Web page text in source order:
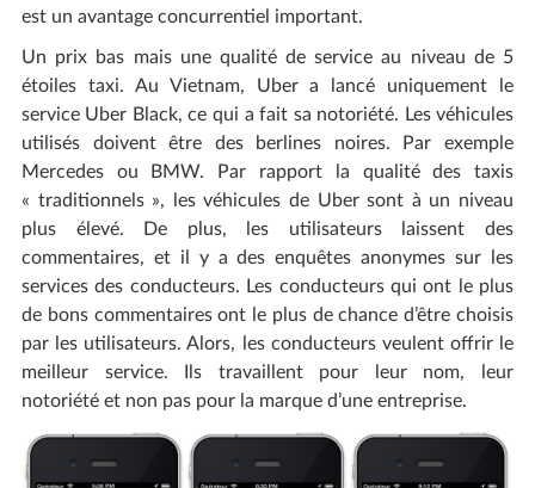
est un avantage concurrentiel important.
Un prix bas mais une qualité de service au niveau de 5
étoiles taxi. Au Vietnam, Uber a lancé uniquement le
service Uber Black, ce qui a fait sa notoriété. Les véhicules
utilisés doivent être des berlines noires. Par exemple
Mercedes ou BMW. Par rapport la qualité des taxis
« traditionnels », les véhicules de Uber sont à un niveau
plus élevé. De plus, les utilisateurs laissent des
commentaires, et il y a des enquêtes anonymes sur les
services des conducteurs. Les conducteurs qui ont le plus
de bons commentaires ont le plus de chance d’être choisis
par les utilisateurs. Alors, les conducteurs veulent offrir le
meilleur service. Ils travaillent pour leur nom, leur
notoriété et non pas pour la marque d’une entreprise.